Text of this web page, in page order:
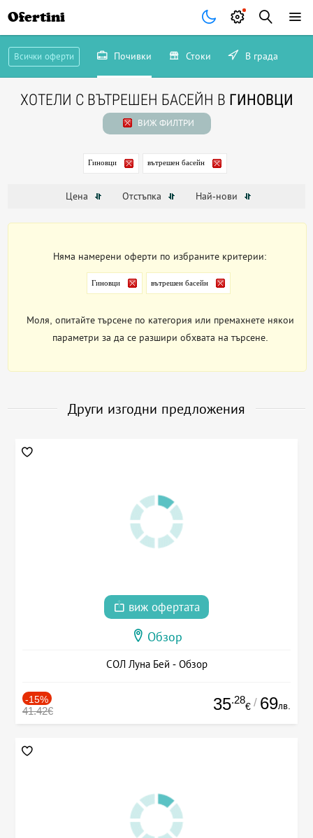
Ofertini
Всички оферти Почивки Стоки В града
ХОТЕЛИ С ВЪТРЕШЕН БАСЕЙН В ГИНОВЦИ
ВИЖ ФИЛТРИ
Гиновци вътрешен басейн
Цена Отстъпка Най-нови
Няма намерени оферти по избраните критерии:
Гиновци вътрешен басейн
Моля, опитайте търсене по категория или премахнете някои
параметри за да се разшири обхвата на търсене.
Други изгодни предложения
виж офертата
Обзор
СОЛ Луна Бей - Обзор
-15%
41.42€ 35.28
€ / 69лв.